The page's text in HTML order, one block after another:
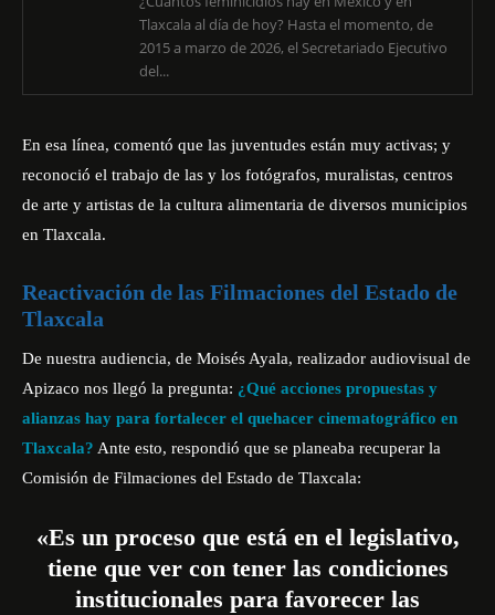
Tlaxcala al día de hoy? Hasta el momento, de
2015 a marzo de 2026, el Secretariado Ejecutivo
del...
En esa línea, comentó que las juventudes están muy activas; y
reconoció el trabajo de las y los fotógrafos, muralistas, centros
de arte y artistas de la cultura alimentaria de diversos municipios
en Tlaxcala.
Reactivación de las Filmaciones del Estado de
Tlaxcala
De nuestra audiencia, de Moisés Ayala, realizador audiovisual de
Apizaco nos llegó la pregunta: ¿Qué acciones propuestas y
alianzas hay para fortalecer el quehacer cinematográfico en
Tlaxcala? Ante esto, respondió que se planeaba recuperar la
Comisión de Filmaciones del Estado de Tlaxcala:
«Es un proceso que está en el legislativo,
tiene que ver con tener las condiciones
institucionales para favorecer las